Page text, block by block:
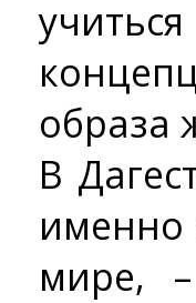
образа
В
именно
мире,